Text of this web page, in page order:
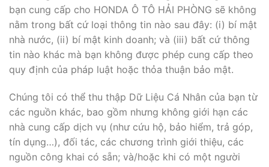
bạn cung cấp cho HONDA Ô TÔ HẢI PHÒNG sẽ không
nằm trong bất cứ loại thông tin nào sau đây: (i) bí mật
nhà nước, (ii) bí mật kinh doanh; và (iii) bất cứ thông
tin nào khác mà bạn không được phép cung cấp theo
quy định của pháp luật hoặc thỏa thuận bảo mật.
Chúng tôi có thể thu thập Dữ Liệu Cá Nhân của bạn từ
các nguồn khác, bao gồm nhưng không giới hạn các
nhà cung cấp dịch vụ (như cứu hộ, bảo hiểm, trả góp,
tín dụng…), đối tác, các chương trình giới thiệu, các
nguồn công khai có sẵn; và/hoặc khi có một người